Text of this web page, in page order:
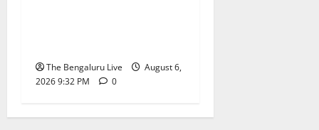
The Bengaluru Live
August 6,
2026 9:32 PM
0